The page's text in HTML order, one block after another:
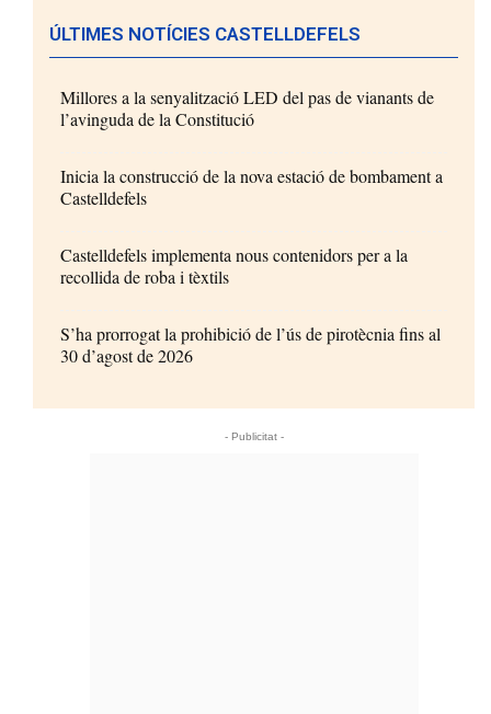
ÚLTIMES NOTÍCIES CASTELLDEFELS
Millores a la senyalització LED del pas de vianants de
l’avinguda de la Constitució
Inicia la construcció de la nova estació de bombament a
Castelldefels
Castelldefels implementa nous contenidors per a la
recollida de roba i tèxtils
S’ha prorrogat la prohibició de l’ús de pirotècnia fins al
30 d’agost de 2026
- Publicitat -